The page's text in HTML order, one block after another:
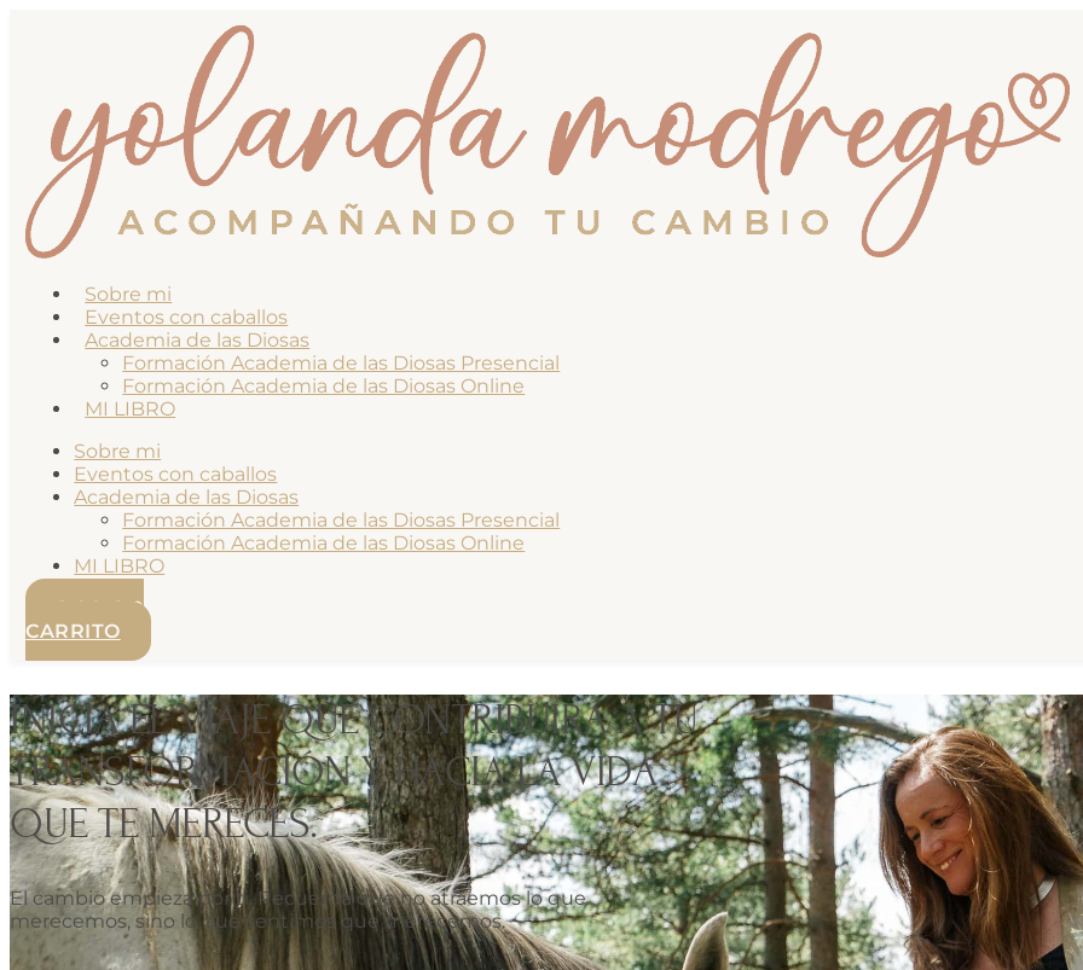
Sobre mi
Eventos con caballos
Academia de las Diosas
Formación Academia de las Diosas Presencial
Formación Academia de las Diosas Online
MI LIBRO
Sobre mi
Eventos con caballos
Academia de las Diosas
Formación Academia de las Diosas Presencial
Formación Academia de las Diosas Online
MI LIBRO
0.00
€
0
CARRITO
INICIA EL VIAJE QUE CONTRIBUIRÁ A TU
TRANSFORMACIÓN Y HACIA LA VIDA
QUE TE MERECES.
El cambio empieza por ti. Recuerda que no atraemos lo que
merecemos, sino lo que sentimos que merecemos.